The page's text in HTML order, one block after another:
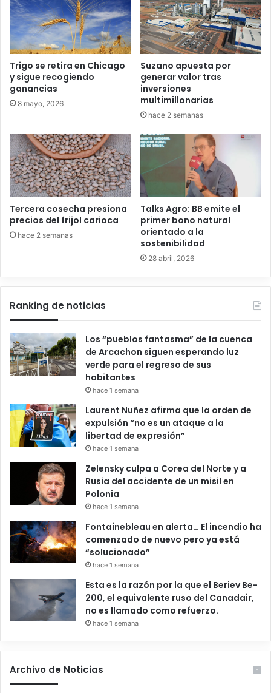
Trigo se retira en Chicago
y sigue recogiendo
ganancias
8 mayo, 2026
Suzano apuesta por
generar valor tras
inversiones
multimillonarias
hace 2 semanas
Tercera cosecha presiona
precios del frijol carioca
hace 2 semanas
Talks Agro: BB emite el
primer bono natural
orientado a la
sostenibilidad
28 abril, 2026
Ranking de noticias
Los “pueblos fantasma” de la cuenca
de Arcachon siguen esperando luz
verde para el regreso de sus
habitantes
hace 1 semana
Laurent Nuñez afirma que la orden de
expulsión “no es un ataque a la
libertad de expresión”
hace 1 semana
Zelensky culpa a Corea del Norte y a
Rusia del accidente de un misil en
Polonia
hace 1 semana
Fontainebleau en alerta… El incendio ha
comenzado de nuevo pero ya está
“solucionado”
hace 1 semana
Esta es la razón por la que el Beriev Be-
200, el equivalente ruso del Canadair,
no es llamado como refuerzo.
hace 1 semana
Archivo de Noticias